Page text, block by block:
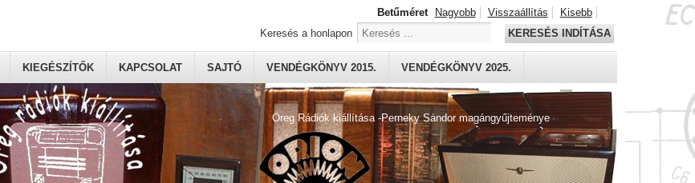
Öreg Rádiók kiállítása -Perneky Sándor magángyűjteménye
KIEGÉSZÍTŐK KAPCSOLAT SAJTÓ VENDÉGKÖNYV 2015. VENDÉGKÖNYV 2025.
Betűméret Nagyobb Visszaállítás
Kisebb
Keresés a honlapon
KERESÉS INDÍTÁSA